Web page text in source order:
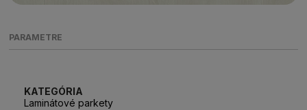
PARAMETRE
KATEGÓRIA
Laminátové parkety